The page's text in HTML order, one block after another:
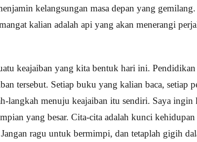
kelangsungan masa depan yang
kalian adalah api yang akan menerangi
keajaiban yang kita bentuk hari ini.
tersebut. Setiap buku yang kalian baca, setiap
langkah menuju keajaiban itu sendiri. Saya ingin
yang besar. Cita-cita adalah kunci
ragu untuk bermimpi, dan tetaplah gigih